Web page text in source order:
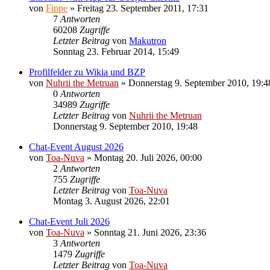
von Fippe » Freitag 23. September 2011, 17:31
7 Antworten
60208 Zugriffe
Letzter Beitrag von Makutron
Sonntag 23. Februar 2014, 15:49
Profilfelder zu Wikia und BZP
von Nuhrii the Metruan » Donnerstag 9. September 2010,
0 Antworten
34989 Zugriffe
Letzter Beitrag von Nuhrii the Metruan
Donnerstag 9. September 2010, 19:48
Chat-Event August 2026
von Toa-Nuva » Montag 20. Juli 2026, 00:00
2 Antworten
755 Zugriffe
Letzter Beitrag von Toa-Nuva
Montag 3. August 2026, 22:01
Chat-Event Juli 2026
von Toa-Nuva » Sonntag 21. Juni 2026, 23:36
3 Antworten
1479 Zugriffe
Letzter Beitrag von Toa-Nuva